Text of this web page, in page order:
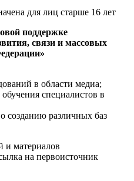
для лиц старше 16 лет
поддержке
связи и массовых
в области медиа;
специалистов в
созданию различных баз
и материалов
на первоисточник